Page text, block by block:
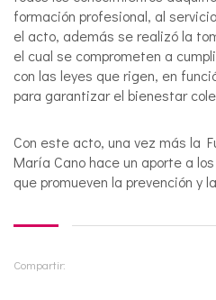
formación profesional, al
el acto, además se realizó la
el cual se comprometen a
con las leyes que rigen, en
para garantizar el bienestar
Con este acto, una vez más la
María Cano hace un aporte a
que promueven la prevención y
Compartir: